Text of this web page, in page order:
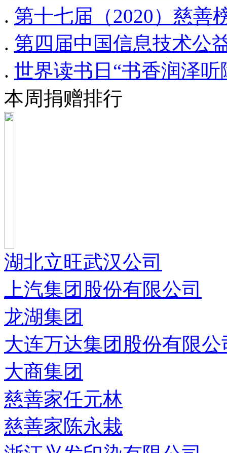
. 第十七届（2020）慈善
. 第四届中国信息技术公
. 世界读书日“书香润泽
本周捐赠排行
湖北立旺武汉公司
上汽集团股份有限公司
龙湖集团
大连万达集团股份有限公
大商集团
慈善家任元林
慈善家陈永栽